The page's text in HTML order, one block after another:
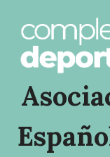
contenido